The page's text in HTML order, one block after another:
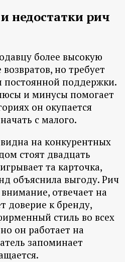
недостатки рич
более высокую
но требует
постоянной поддержки.
и минусы помогает
он окупается
с малого.
на конкурентных
стоят двадцать
та карточка,
объяснила выгоду. Рич
отвечает на
доверие к бренду,
стиль во всех
он работает на
запоминает